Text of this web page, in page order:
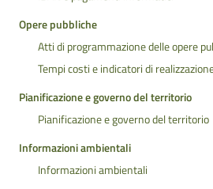
Opere pubbliche
Atti di programmazione delle opere
Tempi costi e indicatori di
Pianificazione e governo del territorio
Pianificazione e governo del territorio
Informazioni ambientali
Informazioni ambientali